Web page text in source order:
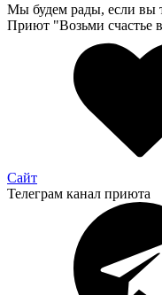
Мы будем рады, если вы
Приют "Возьми счастье
Сайт
Телеграм канал приюта